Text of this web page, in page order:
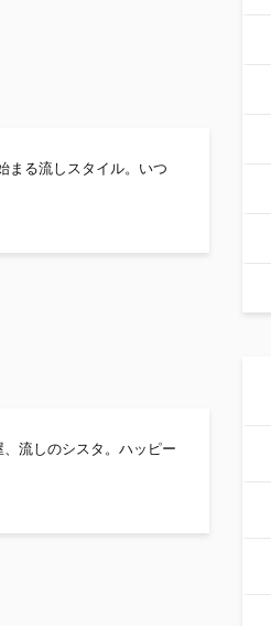
まる流しスタイル。いつ
流しのシスタ。ハッピー